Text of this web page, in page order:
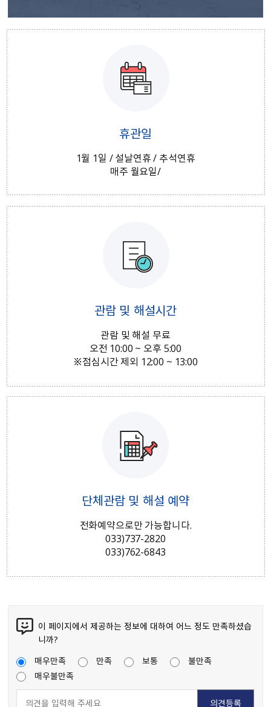
휴관일
1월 1일 / 설날연휴 / 추석연휴
매주 월요일/
관람 및 해설시간
관람 및 해설 무료
오전 10:00 ~ 오후 5:00
※점심시간 제외 12:00 ~ 13:00
단체관람 및 해설 예약
전화예약으로만 가능합니다.
033)737-2820
033)762-6843
이 페이지에서 제공하는 정보에 대하여 어느 정도 만족하셨습
니까?
매우만족
만족 보통
불만족
매우불만족